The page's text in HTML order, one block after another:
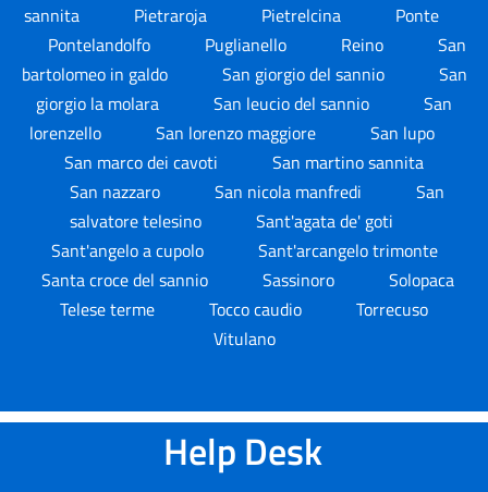
sannita
Pietraroja Pietrelcina
Ponte
Pontelandolfo
Puglianello Reino
San
bartolomeo in galdo
San giorgio del sannio
San
giorgio la molara
San leucio del sannio
San
lorenzello
San lorenzo maggiore
San lupo
San marco dei cavoti
San martino sannita
San nazzaro
San nicola manfredi
San
salvatore telesino
Sant'agata de' goti
Sant'angelo a cupolo
Sant'arcangelo trimonte
Santa croce del sannio
Sassinoro
Solopaca
Telese terme
Tocco caudio
Torrecuso
Vitulano
Help Desk